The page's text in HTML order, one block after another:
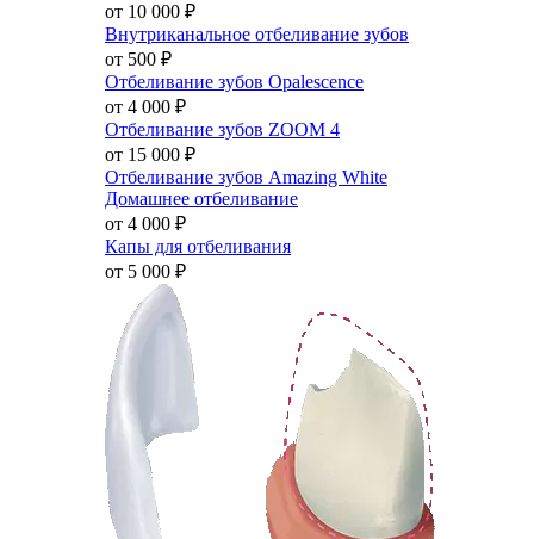
от 10 000 ₽
Внутриканальное отбеливание зубов
от 500 ₽
Отбеливание зубов Opalescence
от 4 000 ₽
Отбеливание зубов ZOOM 4
от 15 000 ₽
Отбеливание зубов Amazing White
Домашнее отбеливание
от 4 000 ₽
Капы для отбеливания
от 5 000 ₽